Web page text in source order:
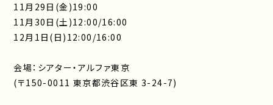
11月29日(金)19:00
11月30日(土)12:00/16:00
12月1日(日)12:00/16:00
会場：シアター・アルファ東京
(〒150-0011 東京都渋谷区東 3-24-7)